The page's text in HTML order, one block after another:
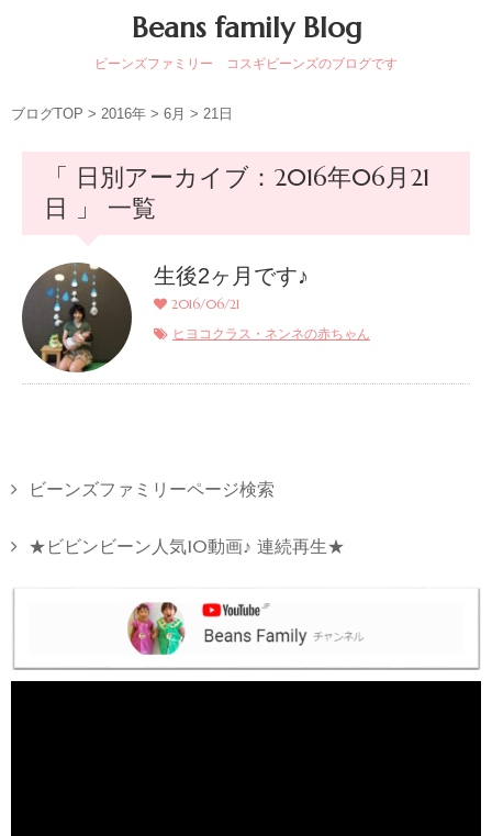
Beans family Blog
ビーンズファミリー コスギビーンズのブログです
ブログTOP > 2016年 > 6月 > 21日
「 日別アーカイブ：2016年06月21
日 」 一覧
生後2ヶ月です♪
2016/06/21
ヒヨコクラス・ネンネの赤ちゃん
ビーンズファミリーページ検索
★ビビンビーン人気10動画♪ 連続再生★